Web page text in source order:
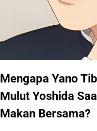
Mengapa Yano
Mulut Yoshida
Makan Bersama?